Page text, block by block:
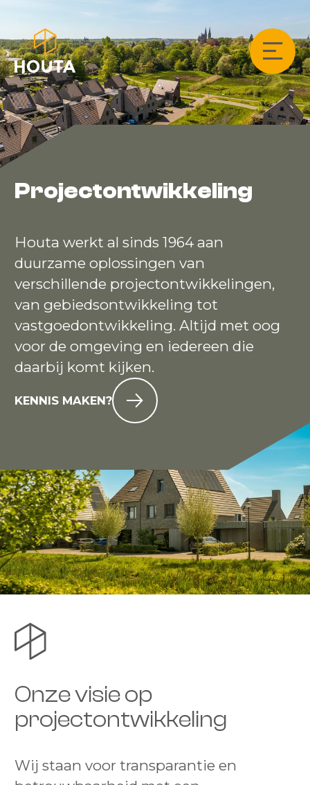
Projectontwikkeling
Houta werkt al sinds 1964 aan
duurzame oplossingen van
verschillende projectontwikkelingen,
van gebiedsontwikkeling tot
vastgoedontwikkeling. Altijd met oog
voor de omgeving en iedereen die
daarbij komt kijken.
KENNIS MAKEN?
Onze visie op
projectontwikkeling
Wij staan voor transparantie en